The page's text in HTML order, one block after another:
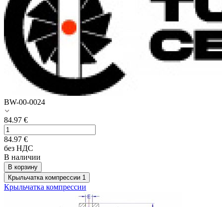
BW-00-0024
84.97 €
84.97 €
без НДС
В наличии
В корзину
Крыльчатка компрессии 1
Крыльчатка компрессии